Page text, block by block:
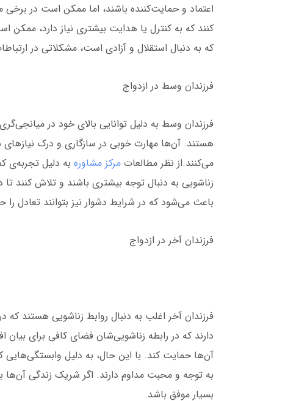
اعتماد و حمایت‌کننده باشند، اما ممکن است در برخی
کنند که به کنترل یا هدایت بیشتری نیاز دارد، ممکن
که به دنبال استقلال و آزادی است، مشکلاتی در
فرزندان وسط در ازدواج
فرزندان وسط به دلیل توانایی بالای خود در
هستند. آن‌ها مهارت خوبی در سازگاری و درک
می‌کنند.از نظر مطالعات مرکز مشاوره به دلیل تجربه‌ی
زناشویی به دنبال توجه بیشتری باشند و تلاش کنند تا
باعث می‌شود که در شرایط دشوار نیز بتوانند تعادل را
فرزندان آخر در ازدواج
فرزندان آخر اغلب به دنبال روابط زناشویی هستند
دارند که در رابطه زناشویی‌شان فضای کافی برای
آن‌ها حمایت کند. با این حال، به دلیل وابستگی‌هایی
به توجه و محبت مداوم دارند. اگر شریک زندگی آن‌ها
بسیار موفق باشد.